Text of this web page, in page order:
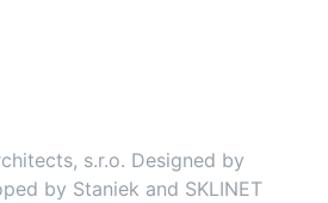
s.r.o. Designed by
by Staniek and SKLINET